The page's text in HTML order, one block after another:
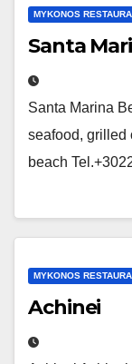
MYKONOS
Santa
Santa Marina
seafood, grilled
beach
MYKONOS
Achinei